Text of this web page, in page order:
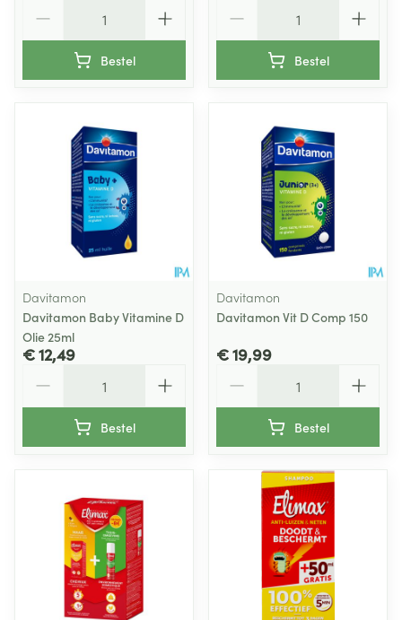
Bestel Bestel
Davitamon
Davitamon Baby Vitamine D
Olie 25ml
€ 12,49
Bestel
Davitamon
Davitamon Vit D Comp 150
€ 19,99
Bestel